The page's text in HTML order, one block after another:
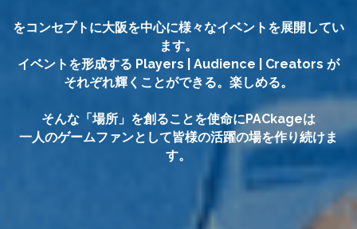
をコンセプトに大阪を中心に様々なイベントを展開してい
ます。
イベントを形成する Players | Audience | Creators が
それぞれ輝くことができる。楽しめる。
そんな「場所」を創ることを使命にPACkageは
一人のゲームファンとして皆様の活躍の場を作り続けま
す。